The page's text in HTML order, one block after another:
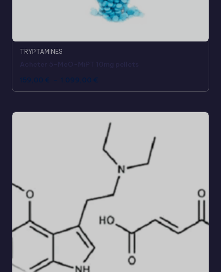
TRYPTAMINES
159,00 € – 1.099,00 €